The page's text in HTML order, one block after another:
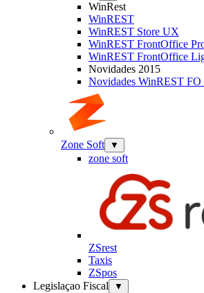
WinRest
WinREST
WinREST Store UX
WinREST FrontOffice
WinREST FrontOffice
Novidades 2015
Novidades WinREST FO
Zone Soft ▼
zone soft
ZSrest
Taxis
ZSpos
Legislaçao Fiscal
▼